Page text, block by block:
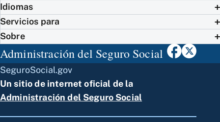
Idiomas
Servicios para
Sobre
Administración del Seguro Social
SeguroSocial.gov
Un sitio de internet oficial de la
Administración del Seguro Social